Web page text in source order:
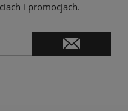
i promocjach.